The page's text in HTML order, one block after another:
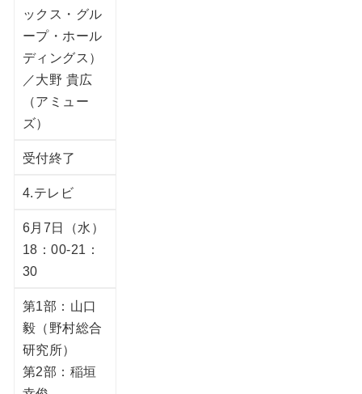
ックス・グル
ープ・ホール
ディングス）
／大野 貴広
（アミュー
ズ）
受付終了
4.テレビ
6月7日（水）
18：00-21：
30
第1部：山口
毅（野村総合
研究所）
第2部：稲垣